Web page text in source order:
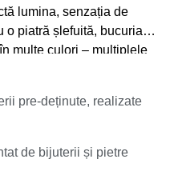
lumina, senzația de
o piatră șlefuită, bucuria
multe culori – multiplele
i sporească interesul. Zeci
aceeași curiozitate ca
cu specializări
și bijuteriilor la
pre-deținute, realizate
de bijuterii și pietre